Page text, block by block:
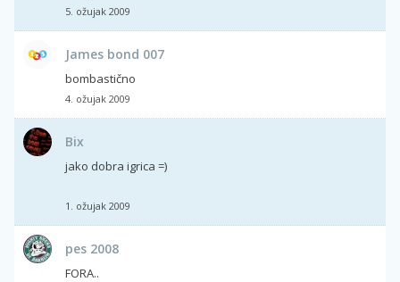
5. ožujak 2009
James bond 007
bombastično
4. ožujak 2009
Bix
jako dobra igrica =)
1. ožujak 2009
pes 2008
FORA..